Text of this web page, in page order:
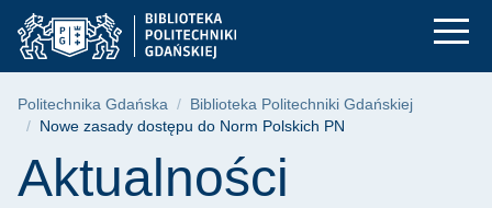
Przejdź
do
menu
Przejdź
do
wyszukiwarki
Przejdź
do
treści
Nowe zasady
Ścieżka nawigacyjna
Politechnika Gdańska
Biblioteka Politechniki Gdańskiej
Nowe zasady dostępu do Norm Polskich PN
Treść strony
Aktualności